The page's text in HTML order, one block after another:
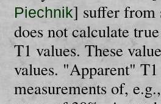
Piechnik] suffer from
does not calculate
T1 values. These
values. "Apparent"
measurements of,